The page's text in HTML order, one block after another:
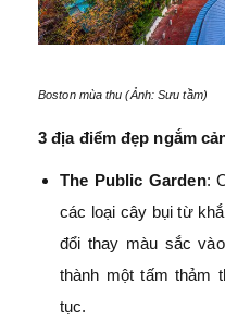
Boston mùa thu (Ảnh: Sưu tầm)
3 địa điểm đẹp ngắm
The Public Garden:
các loại cây bụi từ
đổi thay màu sắc
thành một tấm thảm
tục.